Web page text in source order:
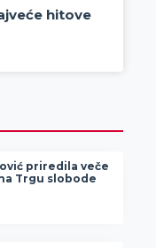
hitove
priredila veče
Trgu slobode